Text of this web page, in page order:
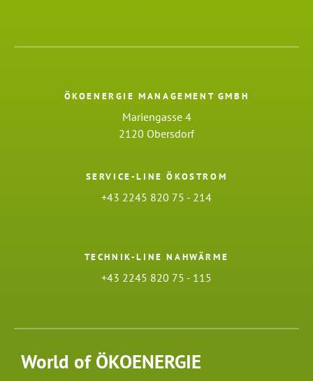
ÖKOENERGIE MANAGEMENT GMBH
Mariengasse 4
2120 Obersdorf
SERVICE-LINE ÖKOSTROM
+43 2245 820 75 - 214
TECHNIK-LINE NAHWÄRME
+43 2245 820 75 - 115
World of ÖKOENERGIE